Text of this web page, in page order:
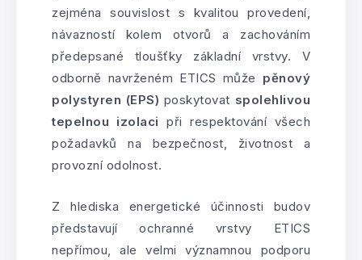
zejména souvislost s kvalitou provedení,
návazností kolem otvorů a zachováním
předepsané tloušťky základní vrstvy. V
odborně navrženém ETICS může pěnový
polystyren (EPS) poskytovat spolehlivou
tepelnou izolaci při respektování všech
požadavků na bezpečnost, životnost a
provozní odolnost.
Z hlediska energetické účinnosti budov
představují ochranné vrstvy ETICS
nepřímou, ale velmi významnou podporu